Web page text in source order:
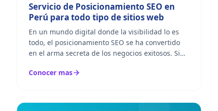
Servicio de Posicionamiento SEO en
Perú para todo tipo de sitios web
En un mundo digital donde la visibilidad lo es
todo, el posicionamiento SEO se ha convertido
en el arma secreta de los negocios exitosos. Si
online, un...
Conocer mas